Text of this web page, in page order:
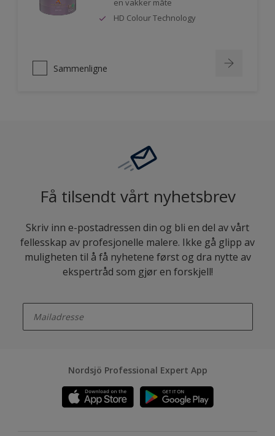
en vakker måte
HD Colour Technology
Sammenligne
Få tilsendt vårt nyhetsbrev
Skriv inn e-postadressen din og bli en del av vårt
fellesskap av profesjonelle malere. Ikke gå glipp av
muligheten til å få nyhetene først og dra nytte av
ekspertråd som gjør en forskjell!
Nordsjö Professional Expert App